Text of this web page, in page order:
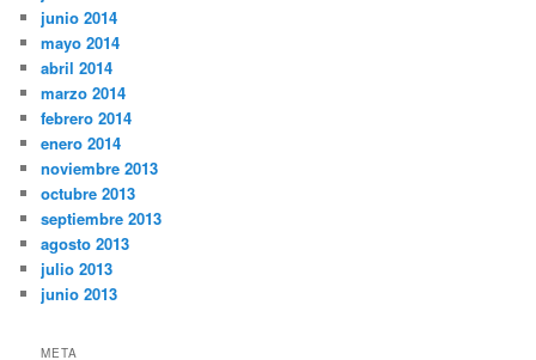
junio 2014
mayo 2014
abril 2014
marzo 2014
febrero 2014
enero 2014
noviembre 2013
octubre 2013
septiembre 2013
agosto 2013
julio 2013
junio 2013
META